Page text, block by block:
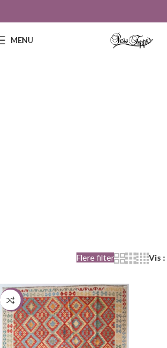
MENU
Flere filter Vis
-44%